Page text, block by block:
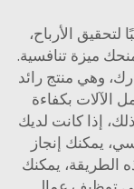
الأرباح،
تنافسية.
منتج رائد
بكفاءة
كانت لديك
إنجاز
يمكنك